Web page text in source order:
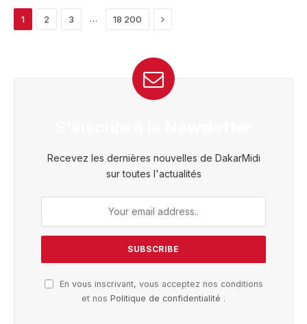
1 2 3 … 18 200 Next
Recevez les dernières nouvelles de DakarMidi
sur toutes l'actualités
En vous inscrivant, vous acceptez nos conditions
et nos Politique de confidentialité .